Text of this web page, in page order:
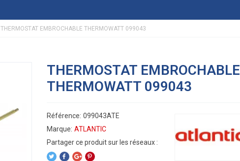
THERMOSTAT EMBROCHABLE THERMOWATT 099043
THERMOSTAT EMBROCHABLE
THERMOWATT 099043
Référence: 099043ATE
Marque: ATLANTIC